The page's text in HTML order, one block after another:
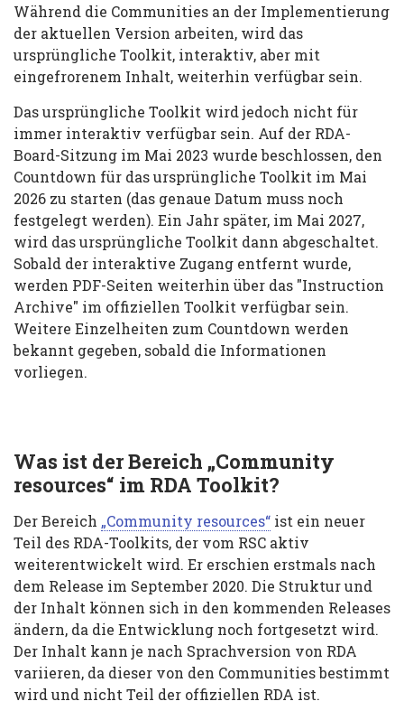
Während die Communities an der Implementierung
der aktuellen Version arbeiten, wird das
ursprüngliche Toolkit, interaktiv, aber mit
eingefrorenem Inhalt, weiterhin verfügbar sein.
Das ursprüngliche Toolkit wird jedoch nicht für
immer interaktiv verfügbar sein. Auf der RDA-
Board-Sitzung im Mai 2023 wurde beschlossen, den
Countdown für das ursprüngliche Toolkit im Mai
2026 zu starten (das genaue Datum muss noch
festgelegt werden). Ein Jahr später, im Mai 2027,
wird das ursprüngliche Toolkit dann abgeschaltet.
Sobald der interaktive Zugang entfernt wurde,
werden PDF-Seiten weiterhin über das "Instruction
Archive" im offiziellen Toolkit verfügbar sein.
Weitere Einzelheiten zum Countdown werden
bekannt gegeben, sobald die Informationen
vorliegen.
Was ist der Bereich „Community
resources“ im RDA Toolkit?
Der Bereich „Community resources“ ist ein neuer
Teil des RDA-Toolkits, der vom RSC aktiv
weiterentwickelt wird. Er erschien erstmals nach
dem Release im September 2020. Die Struktur und
der Inhalt können sich in den kommenden Releases
ändern, da die Entwicklung noch fortgesetzt wird.
Der Inhalt kann je nach Sprachversion von RDA
variieren, da dieser von den Communities bestimmt
wird und nicht Teil der offiziellen RDA ist.